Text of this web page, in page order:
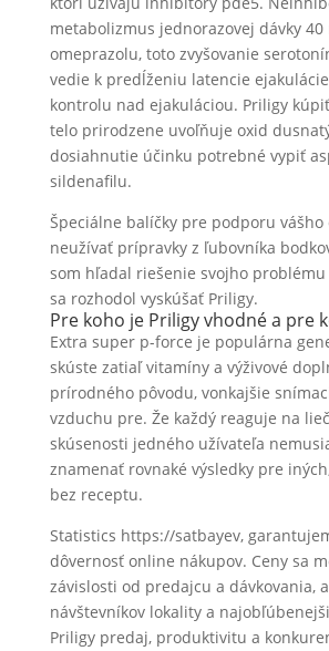
metabolizmus jednorazovej dávky 40
omeprazolu, toto zvyšovanie
vedie k predĺženiu latencie
kontrolu nad ejakuláciou. Priligy
telo prirodzene uvoľňuje oxid
dosiahnutie účinku potrebné vypiť
sildenafilu.
Špeciálne balíčky pre podporu
neužívať prípravky z ľubovníka
som hľadal riešenie svojho problému
sa rozhodol vyskúšať Priligy.
Pre koho je Priligy vhodné a pre
Extra super p-force je populárna
skúste zatiaľ vitamíny a výživové
prírodného pôvodu, vonkajšie
vzduchu pre. Že každý reaguje na
skúsenosti jedného užívateľa
znamenať rovnaké výsledky pre
bez receptu.
Statistics https://satbayev,
dôvernosť online nákupov. Ceny sa
závislosti od predajcu a dávkovania,
návštevníkov lokality a
Priligy predaj, produktivitu a